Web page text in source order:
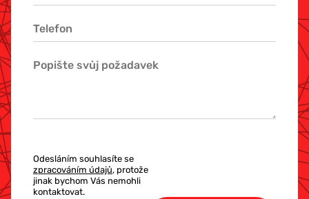
Odesláním souhlasíte se
zpracováním údajů, protože
jinak bychom Vás nemohli
kontaktovat.